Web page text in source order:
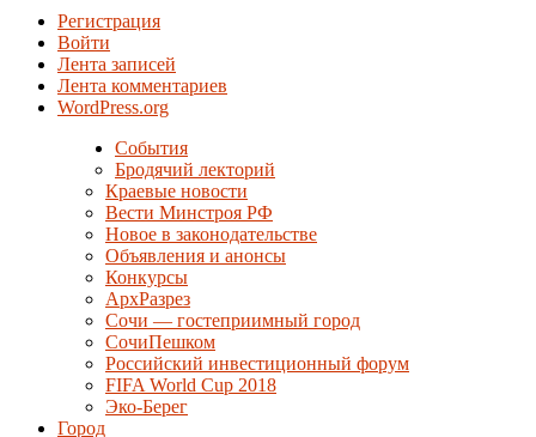
Регистрация
Войти
Лента записей
Лента комментариев
WordPress.org
События
Бродячий лекторий
Краевые новости
Вести Минстроя РФ
Новое в законодательстве
Объявления и анонсы
Конкурсы
АрхРазрез
Сочи — гостеприимный город
СочиПешком
Российский инвестиционный форум
FIFA World Cup 2018
Эко-Берег
Город